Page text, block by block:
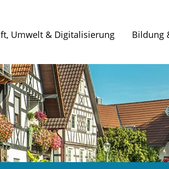
Umwelt & Digitalisierung Bildung